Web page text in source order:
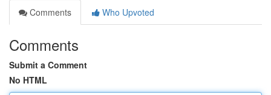
Comments
Who Upvoted
Comments
Submit a Comment
No HTML